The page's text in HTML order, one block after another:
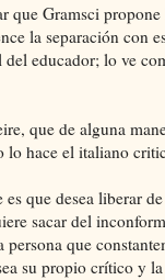
que Gramsci
la separación con
del educador; lo ve
que de alguna
lo hace el italiano
que desea liberar
sacar del
persona que
su propio crítico y